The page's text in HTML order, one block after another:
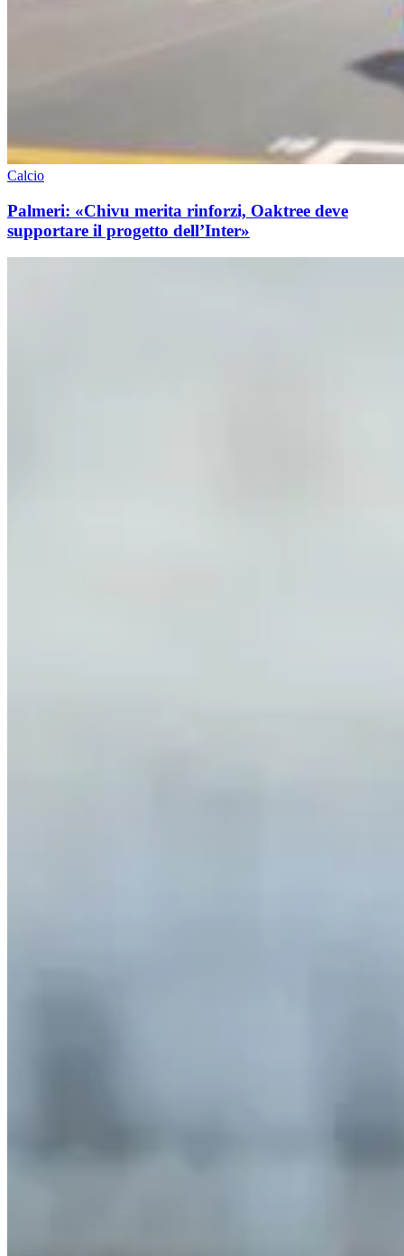
Calcio
Palmeri: «Chivu merita rinforzi, Oaktree deve
supportare il progetto dell’Inter»